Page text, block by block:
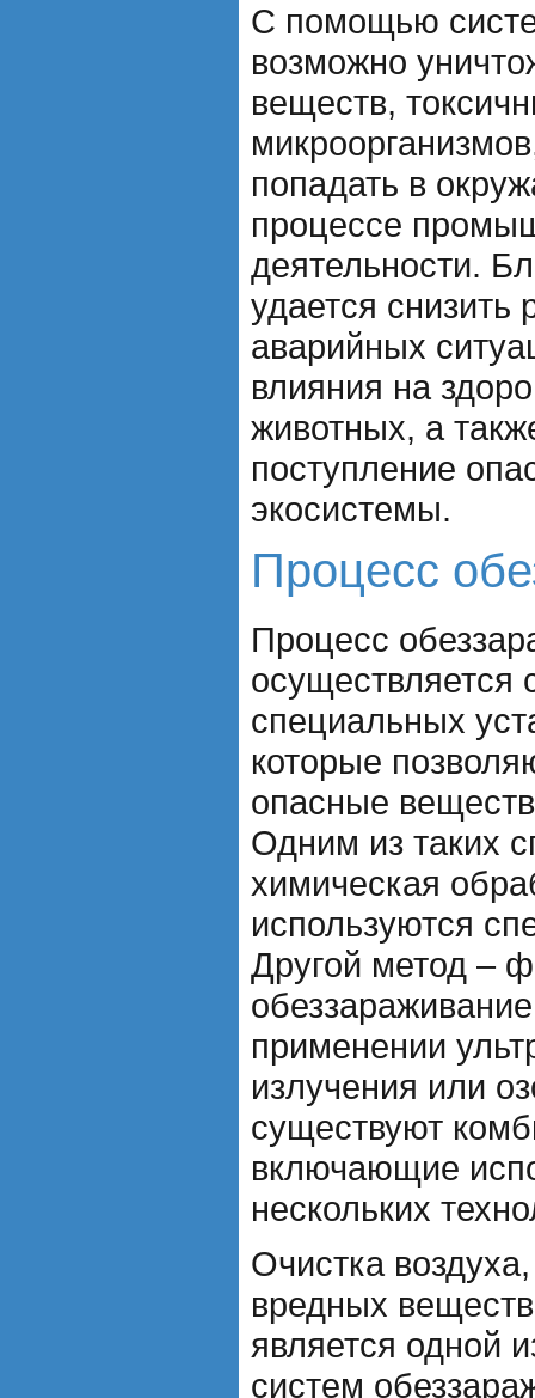
С помощью
возможно
веществ,
попадать в
процессе
деятельности.
удается снизить
аварийных
влияния на
животных, а
поступление
экосистемы.
Процесс
Процесс
специальных
которые
опасные
Одним из таких
химическая
используются
Другой метод –
применении
излучения или
существуют
включающие
нескольких
Очистка
вредных
является одной
систем